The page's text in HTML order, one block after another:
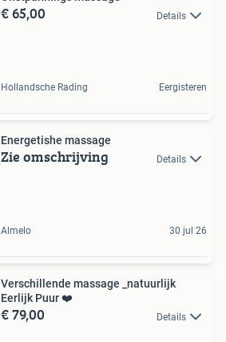
€ 65,00 Details
Hollandsche Rading Eergisteren
Energetishe massage
Zie omschrijving Details
Almelo 30 jul 26
Verschillende massage _natuurlijk
Eerlijk Puur ❤️
€ 79,00 Details